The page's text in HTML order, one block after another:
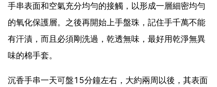
手串表面和空氣充分均勻的接觸，以形成一層細密均勻
的氧化保護層。之後再開始上手盤珠，記住手千萬不能
有汗漬，而且必須剛洗過，乾透無味，最好用乾淨無異
味的棉手套。
沉香手串一天可盤15分鐘左右，大約兩周以後，其表面